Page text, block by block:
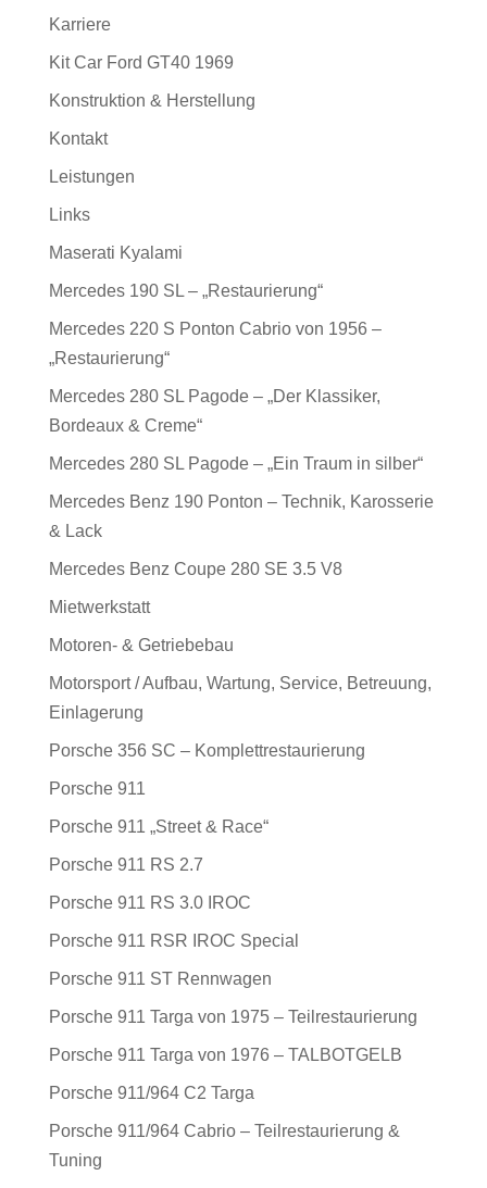
Karriere
Kit Car Ford GT40 1969
Konstruktion & Herstellung
Kontakt
Leistungen
Links
Maserati Kyalami
Mercedes 190 SL – „Restaurierung“
Mercedes 220 S Ponton Cabrio von 1956 –
„Restaurierung“
Mercedes 280 SL Pagode – „Der Klassiker,
Bordeaux & Creme“
Mercedes 280 SL Pagode – „Ein Traum in silber“
Mercedes Benz 190 Ponton – Technik, Karosserie
& Lack
Mercedes Benz Coupe 280 SE 3.5 V8
Mietwerkstatt
Motoren- & Getriebebau
Motorsport / Aufbau, Wartung, Service, Betreuung,
Einlagerung
Porsche 356 SC – Komplettrestaurierung
Porsche 911
Porsche 911 „Street & Race“
Porsche 911 RS 2.7
Porsche 911 RS 3.0 IROC
Porsche 911 RSR IROC Special
Porsche 911 ST Rennwagen
Porsche 911 Targa von 1975 – Teilrestaurierung
Porsche 911 Targa von 1976 – TALBOTGELB
Porsche 911/964 C2 Targa
Porsche 911/964 Cabrio – Teilrestaurierung &
Tuning